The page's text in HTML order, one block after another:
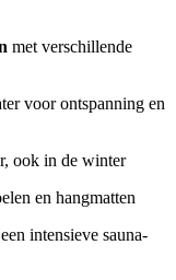
met verschillende
voor ontspanning en
ook in de winter
en hangmatten
intensieve sauna-